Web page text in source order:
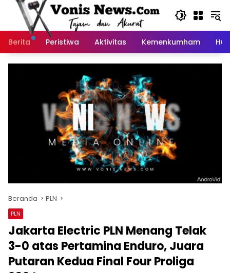
Langsung
Berita
Peristiwa Aktivitas Kemenkumham
Beranda PLN
PLN
Jakarta Electric PLN Menang Telak
3-0 atas Pertamina Enduro, Juara
Putaran Kedua Final Four Proliga